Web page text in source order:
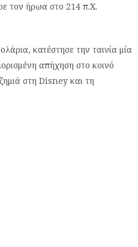
τον ήρωα στο 214 π.Χ.
κατέστησε την ταινία μία
απήχηση στο κοινό
στη Disney και τη